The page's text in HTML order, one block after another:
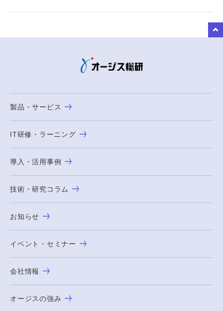
製品・サービス
IT研修・ラーニング
導入・活用事例
技術・研究コラム
お知らせ
イベント・セミナー
会社情報
オージスの強み